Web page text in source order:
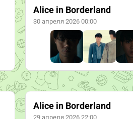
Alice in Borderland
30 апреля 2026 00:00
Alice in Borderland
29 апреля 2026 22:00